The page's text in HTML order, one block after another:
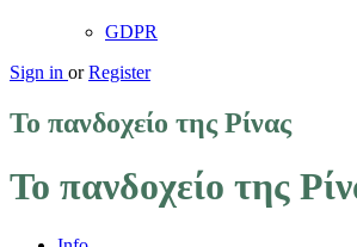
GDPR
Sign in or Register
Το πανδοχείο της Ρίνας
Το πανδοχείο της